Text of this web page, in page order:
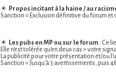
☀ Propos incitant à la haine / au
Sanction = Exclusion définitive du forum
☀ Les pubs en MP ou sur le forum : Ce
Elle n'est tolérée qu'en deux cas > votre
La publicité pour votre présentation et/ou
Sanction = Jusqu'à 3 avertissements, puis